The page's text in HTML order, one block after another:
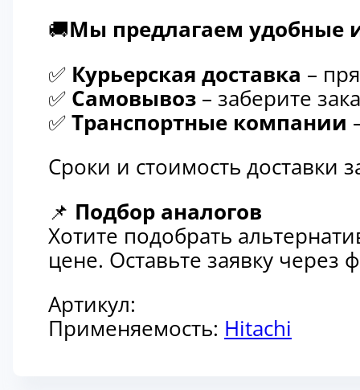
🚚Мы предлагаем удобные
✅ Курьерская доставка –
✅ Самовывоз – заберите
✅ Транспортные компании
Сроки и стоимость доставки
📌 Подбор аналогов
Хотите подобрать
цене. Оставьте заявку
Артикул:
Применяемость: Hitachi